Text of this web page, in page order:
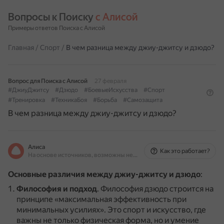
Вопросы к Поиску с Алисой
Примеры ответов Поиска с Алисой
Главная / Спорт / В чем разница между джиу-джитсу и дзюдо?
Вопрос для Поиска с Алисой
27 февраля
#ДжиуДжитсу
#Дзюдо #БоевыеИскусства
#Спорт
#Тренировка
#ТехникаБоя #Борьба #Самозащита
В чем разница между джиу-джитсу и дзюдо?
Алиса
На основе источников, возможны неточности
Как это работает?
Основные различия между джиу-джитсу и дзюдо:
Философия и подход. Философия дзюдо строится на
принципе «максимальная эффективность при
минимальных усилиях». Это спорт и искусство, где
важны не только физическая форма, но и умение